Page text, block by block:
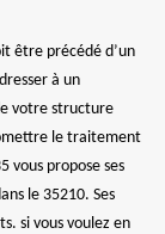
être précédé d’un
à un
votre structure
le traitement
vous propose ses
le 35210. Ses
si vous voulez en